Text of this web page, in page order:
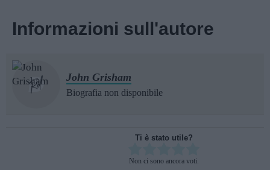
Informazioni sull'autore
John Grisham
Biografia non disponibile
Ti è stato utile?
Non ci sono ancora voti.